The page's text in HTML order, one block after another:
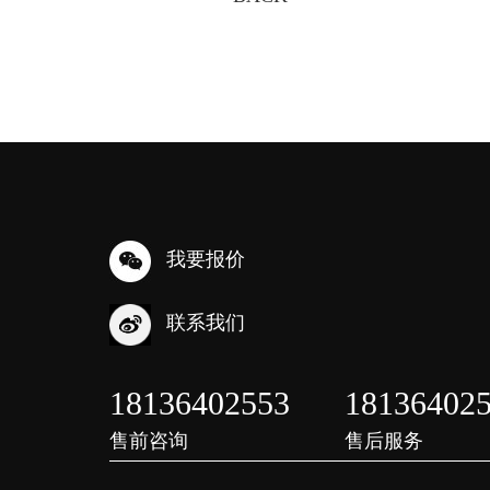
我要报价
联系我们
18136402553
售前咨询 售后服务